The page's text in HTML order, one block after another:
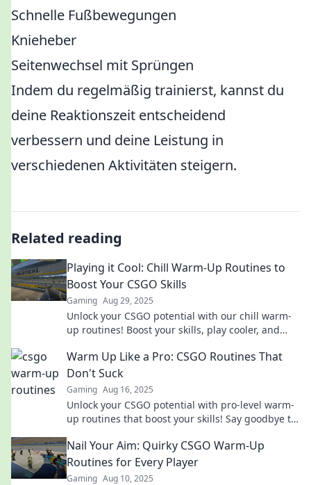
Schnelle Fußbewegungen
Knieheber
Seitenwechsel mit Sprüngen
Indem du regelmäßig trainierst, kannst du
deine Reaktionszeit entscheidend
verbessern und deine Leistung in
verschiedenen Aktivitäten steigern.
Related reading
Playing it Cool: Chill Warm-Up Routines to
Boost Your CSGO Skills
Gaming Aug 29, 2025
Unlock your CSGO potential with our chill warm-
up routines! Boost your skills, play cooler, and
Warm Up Like a Pro: CSGO Routines That
Don't Suck
Gaming Aug 16, 2025
Unlock your CSGO potential with pro-level warm-
up routines that boost your skills! Say goodbye to
Nail Your Aim: Quirky CSGO Warm-Up
Routines for Every Player
Gaming Aug 10, 2025